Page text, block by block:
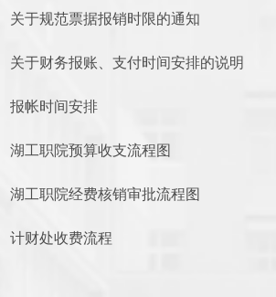
关于规范票据报销时限的通知
关于财务报账、支付时间安排的说明
报帐时间安排
湖工职院预算收支流程图
湖工职院经费核销审批流程图
计财处收费流程